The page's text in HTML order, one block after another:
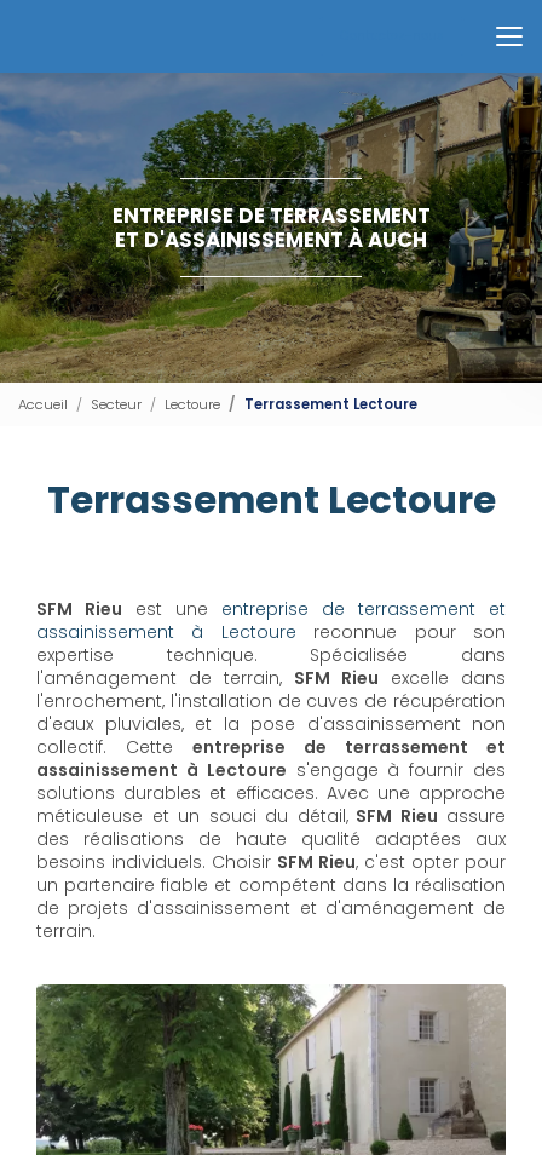
principal
ENTREPRISE DE TERRASSEMENT
ET D'ASSAINISSEMENT À AUCH
Accueil Secteur Lectoure Terrassement Lectoure
Terrassement Lectoure
SFM Rieu est une entreprise de terrassement et
assainissement à Lectoure reconnue pour son
expertise technique. Spécialisée dans
l'aménagement de terrain, SFM Rieu excelle dans
l'enrochement, l'installation de cuves de récupération
d'eaux pluviales, et la pose d'assainissement non
collectif. Cette entreprise de terrassement et
assainissement à Lectoure s'engage à fournir des
solutions durables et efficaces. Avec une approche
méticuleuse et un souci du détail,SFM Rieu assure
des réalisations de haute qualité adaptées aux
besoins individuels. Choisir SFM Rieu, c'est opter pour
un partenaire fiable et compétent dans la réalisation
de projets d'assainissement et d'aménagement de
terrain.